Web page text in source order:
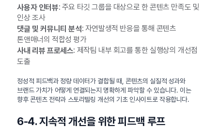
사용자 인터뷰: 주요 타깃 그룹을 대상으로 한 콘텐츠 만족도 및
인상 조사
댓글 및 커뮤니티 분석: 자연발생적 반응을 통해 콘텐츠
톤앤매너의 적합성 평가
사내 리뷰 프로세스: 제작팀 내부 회고를 통한 실행상의 개선점
도출
정성적 피드백과 정량 데이터가 결합될 때, 콘텐츠의 실질적 성과와
브랜드 가치가 어떻게 연결되는지 명확하게 파악할 수 있습니다. 이는
향후 콘텐츠 전략과 스토리텔링 개선의 기초 인사이트로 작용합니다.
6-4. 지속적 개선을 위한 피드백 루프